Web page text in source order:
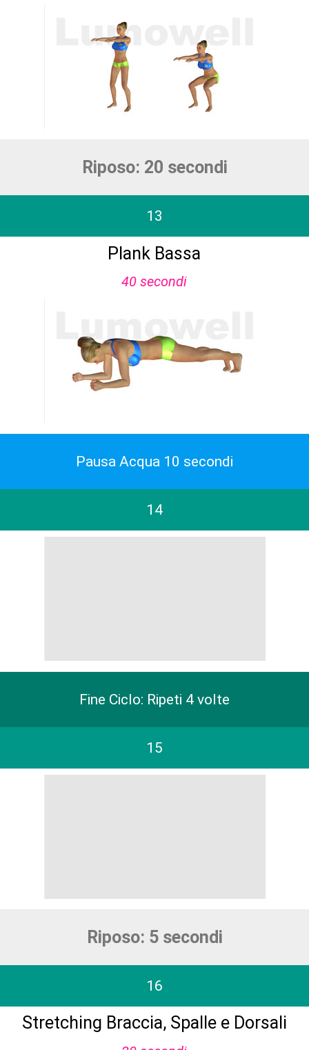
Riposo: 20 secondi
13
Plank Bassa
40 secondi
Pausa Acqua 10 secondi
14
Fine Ciclo: Ripeti 4 volte
15
Riposo: 5 secondi
16
Stretching Braccia, Spalle e Dorsali